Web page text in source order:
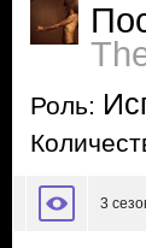
Роль:
3